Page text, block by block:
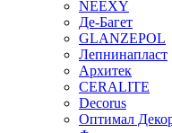
NEEXY
Де-Багет
GLANZEPOL
Лепнинапласт
Архитек
CERALITE
Decorus
Оптимал